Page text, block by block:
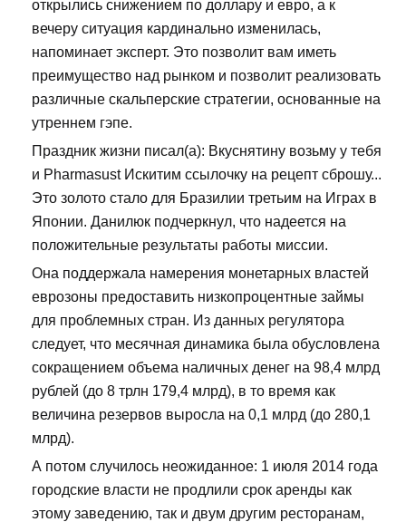
открылись снижением по доллару и евро, а к
вечеру ситуация кардинально изменилась,
напоминает эксперт. Это позволит вам иметь
преимущество над рынком и позволит реализовать
различные скальперские стратегии, основанные на
утреннем гэпе.
Праздник жизни писал(а): Вкуснятину возьму у тебя
и Pharmasust Искитим ссылочку на рецепт сброшу...
Это золото стало для Бразилии третьим на Играх в
Японии. Данилюк подчеркнул, что надеется на
положительные результаты работы миссии.
Она поддержала намерения монетарных властей
еврозоны предоставить низкопроцентные займы
для проблемных стран. Из данных регулятора
следует, что месячная динамика была обусловлена
сокращением объема наличных денег на 98,4 млрд
рублей (до 8 трлн 179,4 млрд), в то время как
величина резервов выросла на 0,1 млрд (до 280,1
млрд).
А потом случилось неожиданное: 1 июля 2014 года
городские власти не продлили срок аренды как
этому заведению, так и двум другим ресторанам,